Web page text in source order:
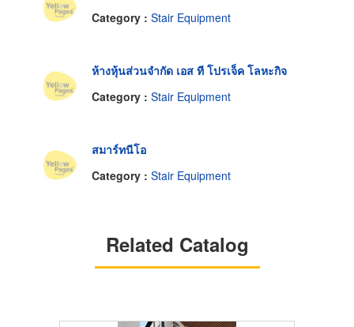
Category : Stair Equipment
ห้างหุ้นส่วนจำกัด เอส ที โปรเจ็ค โลหะกิจ
Category : Stair Equipment
สมาร์ทนีโอ
Category : Stair Equipment
Related Catalog